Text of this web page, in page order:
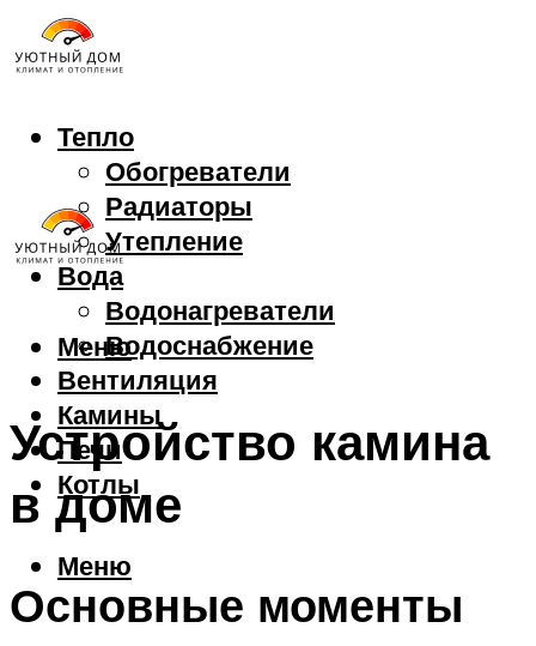
Тепло
Обогреватели
Радиаторы
Утепление
Вода
Водонагреватели
Водоснабжение
Вентиляция
Камины
Печи
Котлы
Меню
Меню
Устройство камина
в доме
Основные моменты